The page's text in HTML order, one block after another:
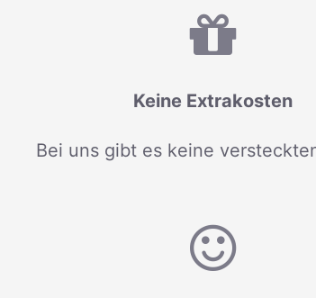
Keine Extrakosten
Bei uns gibt es keine